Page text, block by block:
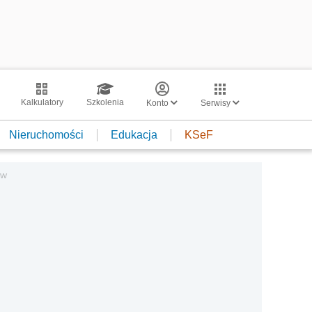
Kalkulatory Szkolenia Konto Serwisy
Nieruchomości Edukacja KSeF